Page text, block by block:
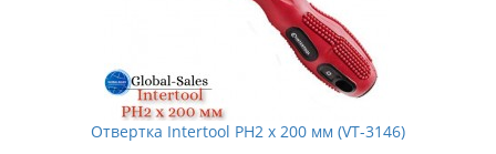
Отвертка Intertool PH2 х 200 мм (VT-3146)